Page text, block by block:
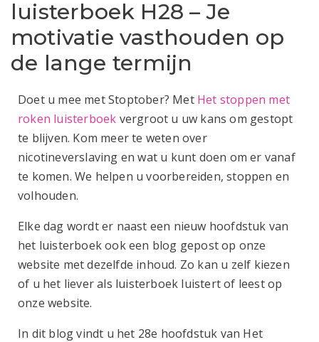
luisterboek H28 – Je
motivatie vasthouden op
de lange termijn
Doet u mee met Stoptober? Met Het stoppen met
roken luisterboek vergroot u uw kans om gestopt
te blijven. Kom meer te weten over
nicotineverslaving en wat u kunt doen om er vanaf
te komen. We helpen u voorbereiden, stoppen en
volhouden.
Elke dag wordt er naast een nieuw hoofdstuk van
het luisterboek ook een blog gepost op onze
website met dezelfde inhoud. Zo kan u zelf kiezen
of u het liever als luisterboek luistert of leest op
onze website.
In dit blog vindt u het 28e hoofdstuk van Het